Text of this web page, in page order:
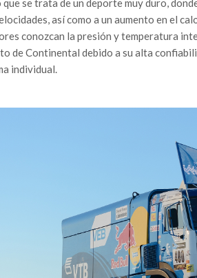
se trata de un deporte muy duro,
así como a un aumento en el
conozcan la presión y temperatura
de Continental debido a su alta
individual.